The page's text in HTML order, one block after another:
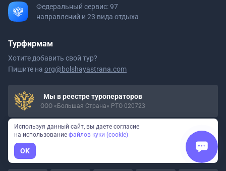
Федеральный сервис: 97
направлений и 23 вида отдыха
Турфирмам
Хотите добавить свой тур?
Пишите на org@bolshayastrana.com
Мы в реестре туроператоров
ООО «Большая Страна» РТО 020723
Давайте дружить
Вдохновляем на путешествия
Используя данный сайт, вы даете согласие
на использование файлов куки (cookie)
OK